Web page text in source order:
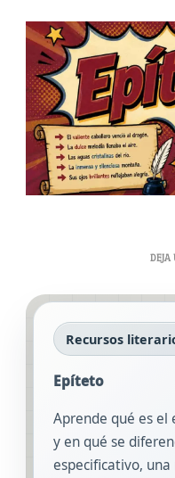
DEJA
Recursos
Epíteto
Aprende qué es
y en qué se
especificativo,